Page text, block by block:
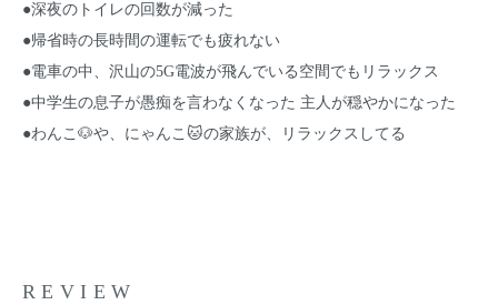
●深夜のトイレの回数が減った
●帰省時の長時間の運転でも疲れない
●電車の中、沢山の5G電波が飛んでいる空間でもリラックス
●中学生の息子が愚痴を言わなくなった 主人が穏やかになった
●わんこ🐶や、にゃんこ🐱の家族が、リラックスしてる
REVIEW